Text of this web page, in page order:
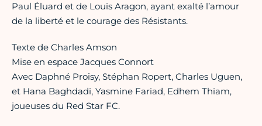
Paul Éluard et de Louis Aragon, ayant exalté l’amour
de la liberté et le courage des Résistants.
Texte de Charles Amson
Mise en espace Jacques Connort
Avec Daphné Proisy, Stéphan Ropert, Charles Uguen,
et Hana Baghdadi, Yasmine Fariad, Edhem Thiam,
joueuses du Red Star FC.